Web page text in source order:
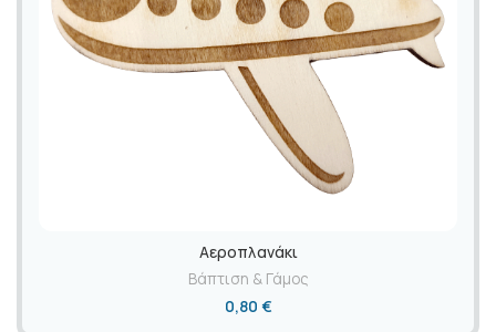
Αεροπλανάκι
Βάπτιση & Γάμος
0,80 €